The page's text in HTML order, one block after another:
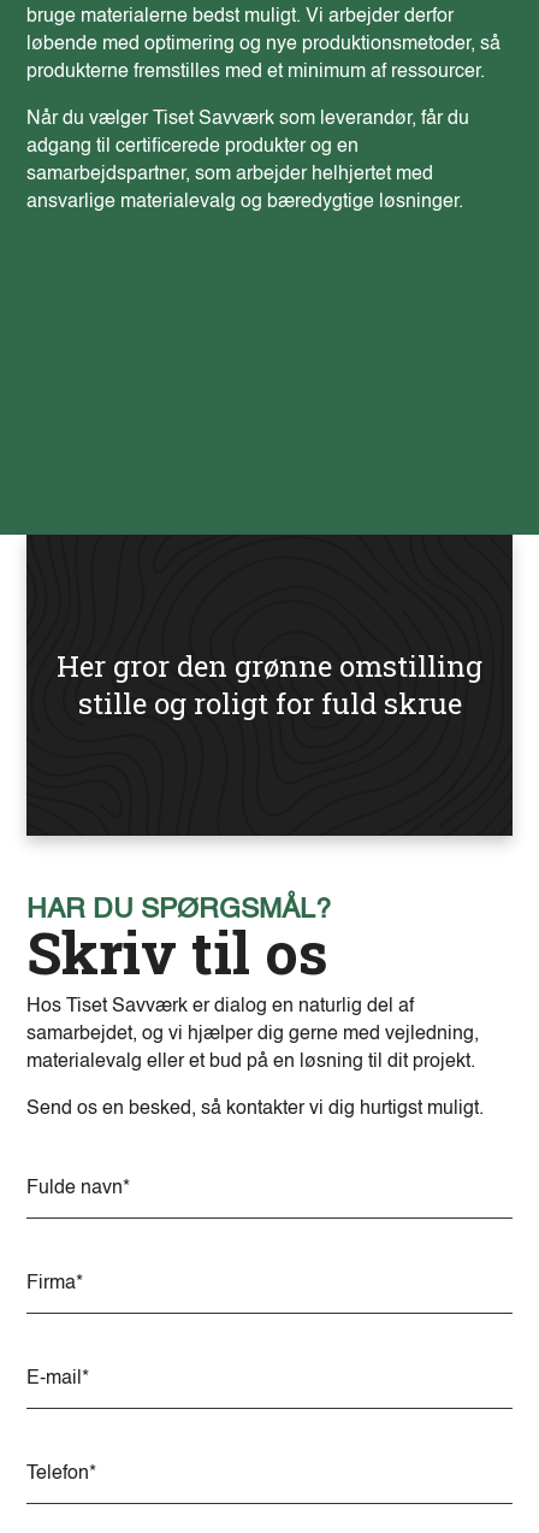
bruge materialerne bedst muligt. Vi arbejder derfor
løbende med optimering og nye produktionsmetoder, så
produkterne fremstilles med et minimum af ressourcer.
Når du vælger Tiset Savværk som leverandør, får du
adgang til certificerede produkter og en
samarbejdspartner, som arbejder helhjertet med
ansvarlige materialevalg og bæredygtige løsninger.
Her gror den grønne omstilling
stille og roligt for fuld skrue
HAR DU SPØRGSMÅL?
Skriv til os
Hos Tiset Savværk er dialog en naturlig del af
samarbejdet, og vi hjælper dig gerne med vejledning,
materialevalg eller et bud på en løsning til dit projekt.
Send os en besked, så kontakter vi dig hurtigst muligt.